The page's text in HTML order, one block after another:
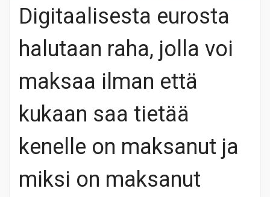
Digitaalisesta eurosta
halutaan raha, jolla voi
maksaa ilman että
kukaan saa tietää
kenelle on maksanut ja
miksi on maksanut